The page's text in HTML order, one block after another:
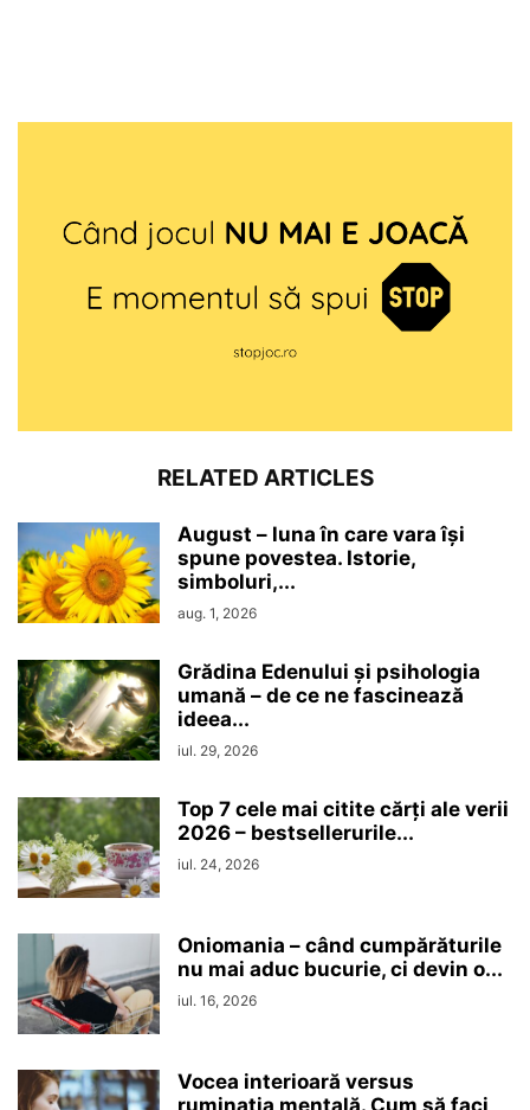
RELATED ARTICLES
August – luna în care vara își
spune povestea. Istorie,
simboluri,...
aug. 1, 2026
Grădina Edenului și psihologia
umană – de ce ne fascinează
ideea...
iul. 29, 2026
Top 7 cele mai citite cărți ale verii
2026 – bestsellerurile...
iul. 24, 2026
Oniomania – când cumpărăturile
nu mai aduc bucurie, ci devin o...
iul. 16, 2026
Vocea interioară versus